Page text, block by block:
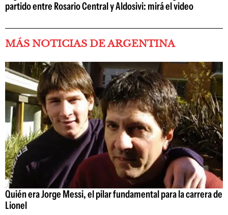
partido entre Rosario Central y Aldosivi: mirá el video
MÁS NOTICIAS DE ARGENTINA
Quién era Jorge Messi, el pilar fundamental para la carrera de
Lionel